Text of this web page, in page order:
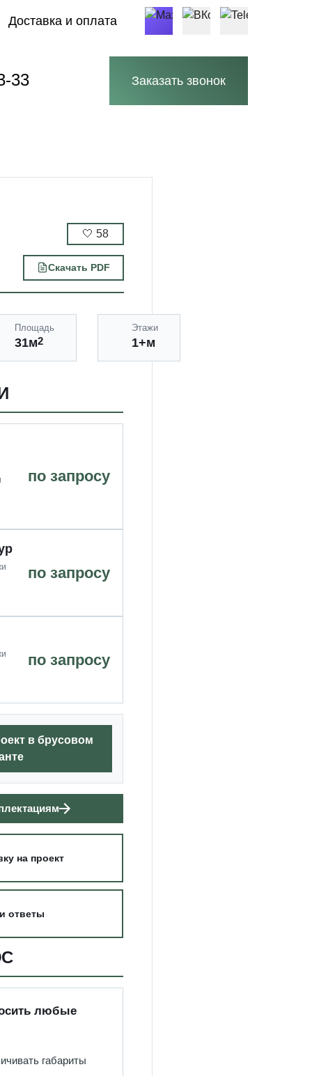
Доставка и оплата
33 Заказать звонок
🤍 58
Скачать PDF
Площадь
31м2
Этажи
1+м
по запросу
по запросу
по запросу
в брусовом
на проект
ответы
любые
габариты